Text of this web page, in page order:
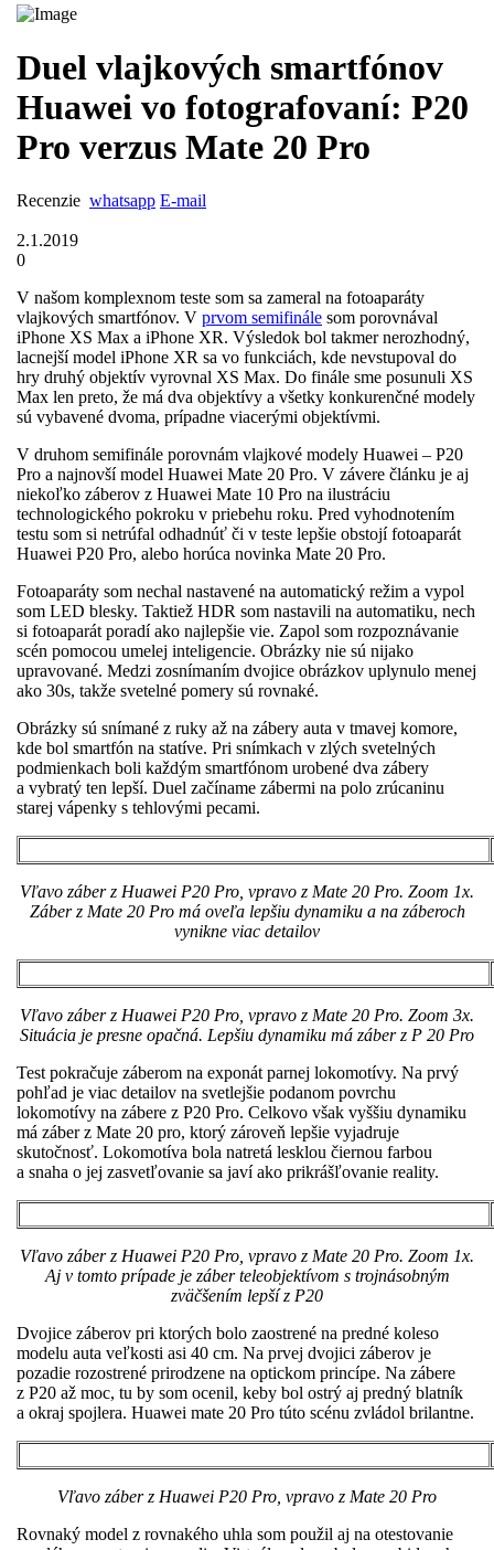
Duel vlajkových smartfónov
Huawei vo fotografovaní: P20
Pro verzus Mate 20 Pro
Recenzie whatsapp E-mail
2.1.2019
0
V našom komplexnom teste som sa zameral na fotoaparáty
vlajkových smartfónov. V prvom semifinále som porovnával
iPhone XS Max a iPhone XR. Výsledok bol takmer nerozhodný,
lacnejší model iPhone XR sa vo funkciách, kde nevstupoval do
hry druhý objektív vyrovnal XS Max. Do finále sme posunuli XS
Max len preto, že má dva objektívy a všetky konkurenčné modely
sú vybavené dvoma, prípadne viacerými objektívmi.
V druhom semifinále porovnám vlajkové modely Huawei – P20
Pro a najnovší model Huawei Mate 20 Pro. V závere článku je aj
niekoľko záberov z Huawei Mate 10 Pro na ilustráciu
technologického pokroku v priebehu roku. Pred vyhodnotením
testu som si netrúfal odhadnúť či v teste lepšie obstojí fotoaparát
Huawei P20 Pro, alebo horúca novinka Mate 20 Pro.
Fotoaparáty som nechal nastavené na automatický režim a vypol
som LED blesky. Taktiež HDR som nastavili na automatiku, nech
si fotoaparát poradí ako najlepšie vie. Zapol som rozpoznávanie
scén pomocou umelej inteligencie. Obrázky nie sú nijako
upravované. Medzi zosnímaním dvojice obrázkov uplynulo menej
ako 30s, takže svetelné pomery sú rovnaké.
Obrázky sú snímané z ruky až na zábery auta v tmavej komore,
kde bol smartfón na statíve. Pri snímkach v zlých svetelných
podmienkach boli každým smartfónom urobené dva zábery
a vybratý ten lepší. Duel začíname zábermi na polo zrúcaninu
starej vápenky s tehlovými pecami.
Vľavo záber z Huawei P20 Pro, vpravo z Mate 20 Pro. Zoom 1x.
Záber z Mate 20 Pro má oveľa lepšiu dynamiku a na záberoch
vynikne viac detailov
Vľavo záber z Huawei P20 Pro, vpravo z Mate 20 Pro. Zoom 3x.
Situácia je presne opačná. Lepšiu dynamiku má záber z P 20 Pro
Test pokračuje záberom na exponát parnej lokomotívy. Na prvý
pohľad je viac detailov na svetlejšie podanom povrchu
lokomotívy na zábere z P20 Pro. Celkovo však vyššiu dynamiku
má záber z Mate 20 pro, ktorý zároveň lepšie vyjadruje
skutočnosť. Lokomotíva bola natretá lesklou čiernou farbou
a snaha o jej zasvetľovanie sa javí ako prikrášľovanie reality.
Vľavo záber z Huawei P20 Pro, vpravo z Mate 20 Pro. Zoom 1x.
Aj v tomto prípade je záber teleobjektívom s trojnásobným
zväčšením lepší z P20
Dvojice záberov pri ktorých bolo zaostrené na predné koleso
modelu auta veľkosti asi 40 cm. Na prvej dvojici záberov je
pozadie rozostrené prirodzene na optickom princípe. Na zábere
z P20 až moc, tu by som ocenil, keby bol ostrý aj predný blatník
a okraj spojlera. Huawei mate 20 Pro túto scénu zvládol brilantne.
Vľavo záber z Huawei P20 Pro, vpravo z Mate 20 Pro
Rovnaký model z rovnakého uhla som použil aj na otestovanie